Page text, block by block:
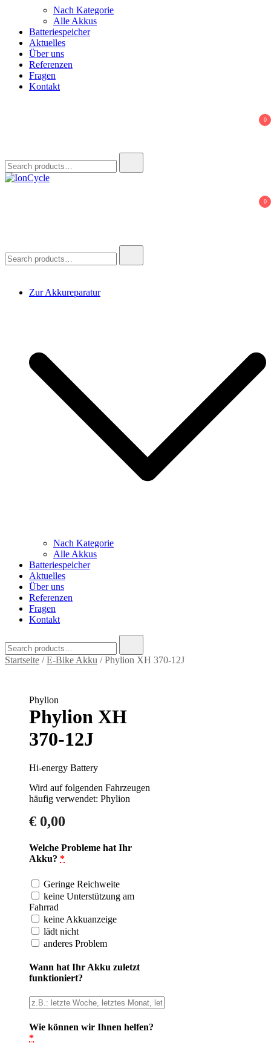
Nach Kategorie
Alle Akkus
Batteriespeicher
Aktuelles
Über uns
Referenzen
Fragen
Kontakt
0
for:
0
for:
Zur Akkureparatur
Nach Kategorie
Alle Akkus
Batteriespeicher
Aktuelles
Über uns
Referenzen
Fragen
Kontakt
for:
Startseite /E-Bike Akku / Phylion XH 370-12J
Phylion
Phylion XH
370-12J
Hi-energy Battery
Wird auf folgenden Fahrzeugen
häufig verwendet: Phylion
€ 0,00
Welche Probleme hat Ihr
Akku? *
Geringe Reichweite
keine Unterstützung am
Fahrrad
keine Akkuanzeige
lädt nicht
anderes Problem
Wann hat Ihr Akku zuletzt
funktioniert?
Wie können wir Ihnen helfen?
*